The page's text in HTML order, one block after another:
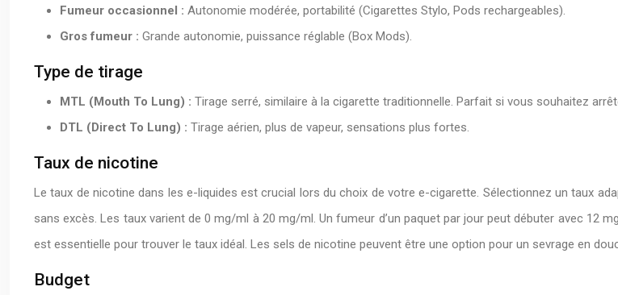
Fumeur occasionnel : Autonomie modérée, portabilité (Cigarettes Stylo, Pods rechargeables).
Gros fumeur : Grande autonomie, puissance réglable (Box Mods).
Type de tirage
MTL (Mouth To Lung) : Tirage serré, similaire à la cigarette traditionnelle. Parfait si vous souhaitez
DTL (Direct To Lung) : Tirage aérien, plus de vapeur, sensations plus fortes.
Taux de nicotine
Le taux de nicotine dans les e-liquides est crucial lors du choix de votre e-cigarette. Sélectionnez un taux
sans excès. Les taux varient de 0 mg/ml à 20 mg/ml. Un fumeur d’un paquet par jour peut débuter avec 12
est essentielle pour trouver le taux idéal. Les sels de nicotine peuvent être une option pour un sevrage en
Budget